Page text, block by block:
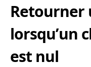
Retourner
lorsqu’un
est nul